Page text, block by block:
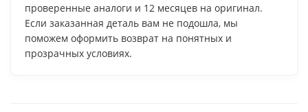
проверенные аналоги и 12 месяцев на оригинал.
Если заказанная деталь вам не подошла, мы
поможем оформить возврат на понятных и
прозрачных условиях.